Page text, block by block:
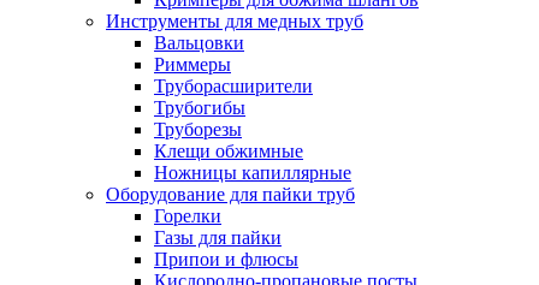
Инструменты для медных труб
Вальцовки
Риммеры
Труборасширители
Трубогибы
Труборезы
Клещи обжимные
Ножницы капиллярные
Оборудование для пайки труб
Горелки
Газы для пайки
Припои и флюсы
Кислородно-пропановые посты